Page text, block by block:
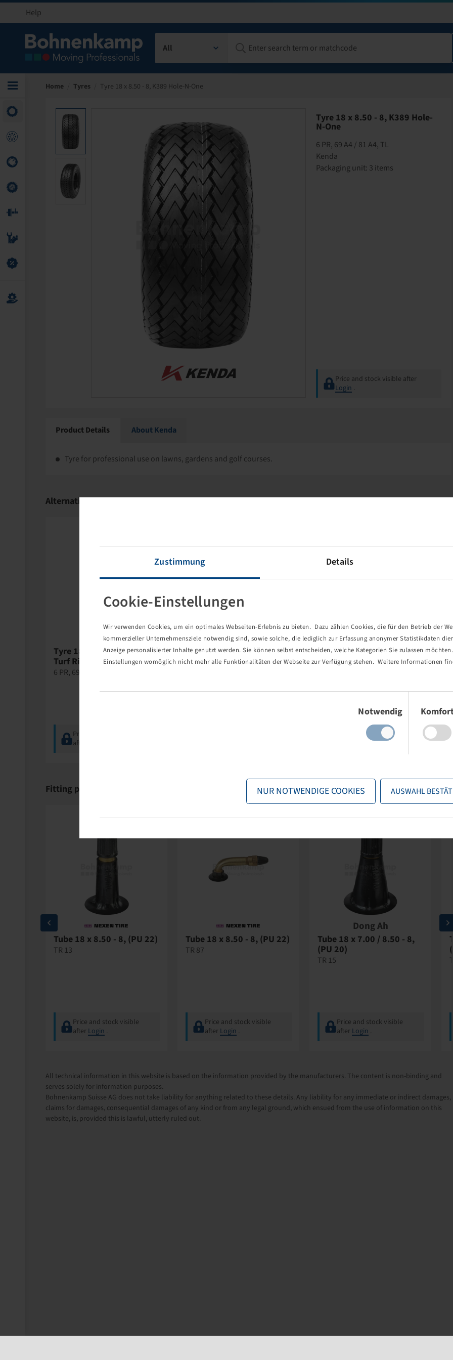
Zustimmung Details
Cookie-Einstellungen
Wir verwenden Cookies, um ein optimales Webseiten-Erlebnis zu bieten. Dazu zählen Cookies, die für den Betrieb der
kommerzieller Unternehmensziele notwendig sind, sowie solche, die lediglich zur Erfassung anonymer Statistikdaten
Anzeige personalisierter Inhalte genutzt werden. Sie können selbst entscheiden, welche Kategorien Sie zulassen
Einstellungen womöglich nicht mehr alle Funktionalitäten der Webseite zur Verfügung stehen. Weitere Informationen
Notwendig
NUR NOTWENDIGE COOKIES AUSWAHL
Help
All
Home Tyres Tyre 18 x 8.50 - 8, K389 Hole-N-One
Tyre 18 x 8.50 - 8, K389 Hole-
N-One
6 PR, 69 A4 / 81 A4, TL
Kenda
Packaging unit: 3 items
Price and stock visible after
Login .
Product Details About Kenda
Tyre for professional use on lawns, gardens and golf courses.
Alternative Products
Tyre 18 x 8.50 - 8, K358
Turf Rider
6 PR, 69 A4 / 81 A4, TL
Price and stock visible
after
Fitting products
Tube 18 x 8.50 - 8, (PU 22)
TR 13
Price and stock visible
after Login .
Tube 18 x 8.50 - 8, (PU 22)
TR 87
Price and stock visible
after Login .
Dong Ah
Tube 18 x 7.00 / 8.50 - 8,
(PU 20)
TR 15
Price and stock visible
after Login .
All technical information in this website is based on the information provided by the manufacturers. The content is non-binding and
serves solely for information purposes.
Bohnenkamp Suisse AG does not take liability for anything related to these details. Any liability for any immediate or indirect damages,
claims for damages, consequential damages of any kind or from any legal ground, which ensued from the use of information on this
website, is, provided this is lawful, utterly ruled out.